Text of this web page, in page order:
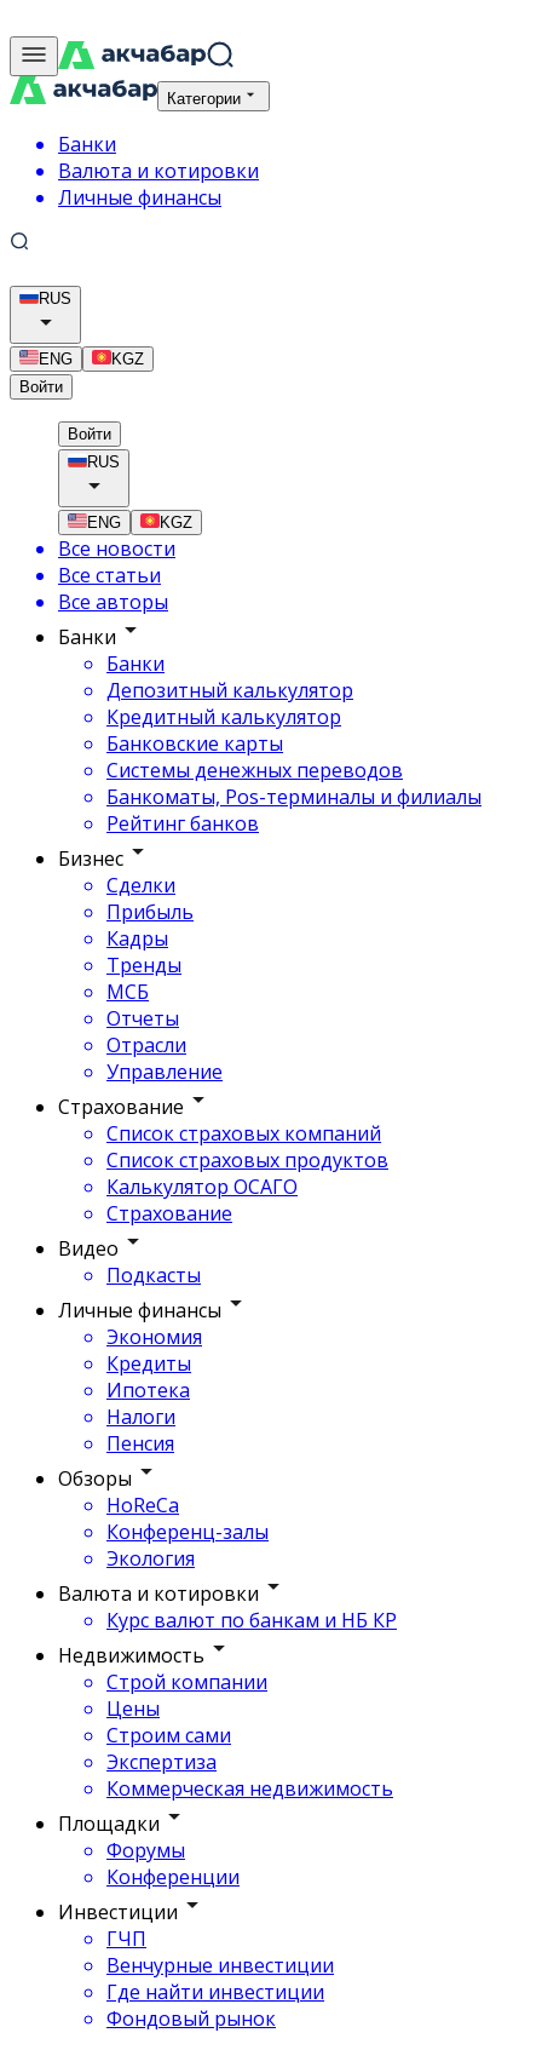
Категории
Банки
Валюта и котировки
Личные финансы
RUS
ENG
KGZ
Войти
Войти
RUS
ENG KGZ
Все новости
Все статьи
Все авторы
Банки
Банки
Депозитный калькулятор
Кредитный калькулятор
Банковские карты
Системы денежных переводов
Банкоматы, Pos-терминалы и филиалы
Рейтинг банков
Бизнес
Сделки
Прибыль
Кадры
Тренды
МСБ
Отчеты
Отрасли
Управление
Страхование
Список страховых компаний
Список страховых продуктов
Калькулятор ОСАГО
Страхование
Видео
Подкасты
Личные финансы
Экономия
Кредиты
Ипотека
Налоги
Пенсия
Обзоры
HoReCa
Конференц-залы
Экология
Валюта и котировки
Курс валют по банкам и НБ КР
Недвижимость
Строй компании
Цены
Строим сами
Экспертиза
Коммерческая недвижимость
Площадки
Форумы
Конференции
Инвестиции
ГЧП
Венчурные инвестиции
Где найти инвестиции
Фондовый рынок